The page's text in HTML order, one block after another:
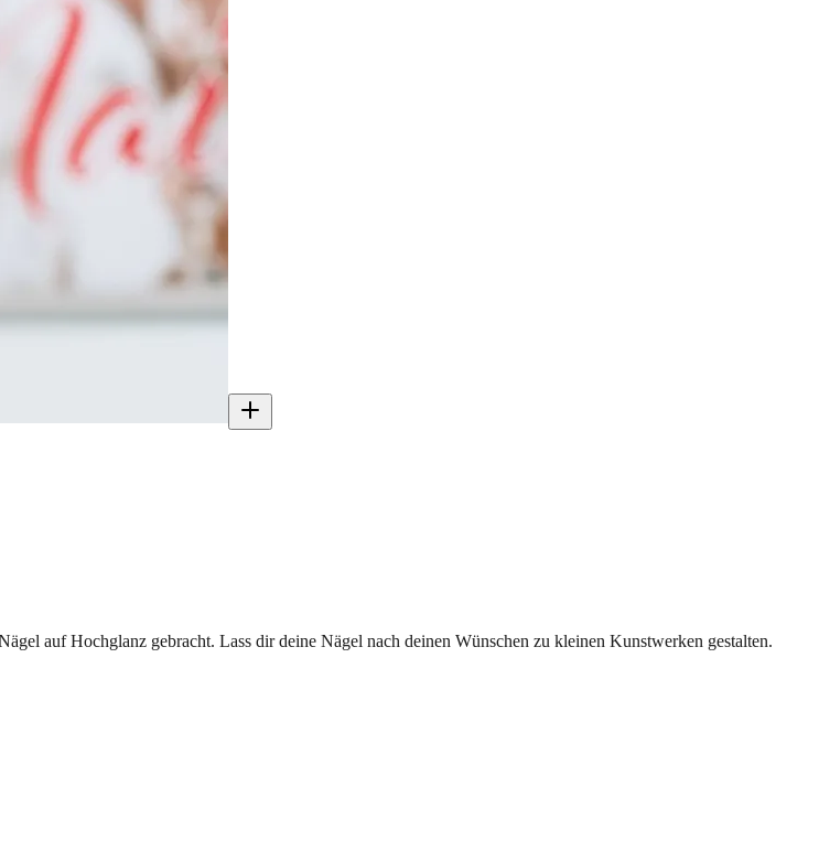
auf Hochglanz gebracht. Lass dir deine Nägel nach deinen Wünschen zu kleinen Kunstwerken gestalten.